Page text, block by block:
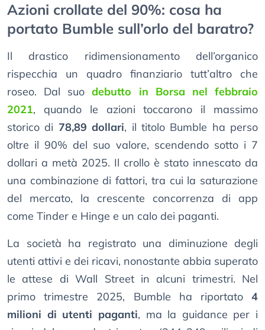
Azioni crollate del 90%: cosa ha
portato Bumble sull’orlo del baratro?
Il drastico ridimensionamento dell’organico
rispecchia un quadro finanziario tutt’altro che
roseo. Dal suodebutto in Borsa nel febbraio
2021, quando le azioni toccarono il massimo
storico di 78,89 dollari, il titolo Bumble ha perso
oltre il 90% del suo valore, scendendo sotto i 7
dollari a metà 2025. Il crollo è stato innescato da
una combinazione di fattori, tra cui la saturazione
del mercato, la crescente concorrenza di app
come Tinder e Hinge e un calo dei paganti.
La società ha registrato una diminuzione degli
utenti attivi e dei ricavi, nonostante abbia superato
le attese di Wall Street in alcuni trimestri. Nel
primo trimestre 2025, Bumble ha riportato 4
milioni di utenti paganti, ma la guidance per i